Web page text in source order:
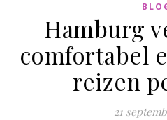
Hamburg
comfortabel
reizen
21